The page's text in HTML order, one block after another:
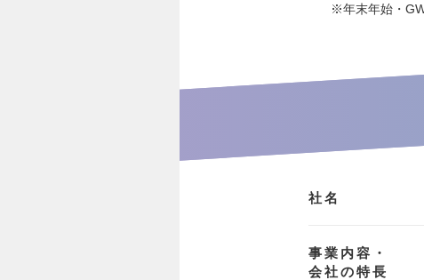
※年末年始・
社名
事業内容・
会社の特長